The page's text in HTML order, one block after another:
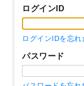
ログインID
ログインIDを忘れ
パスワード